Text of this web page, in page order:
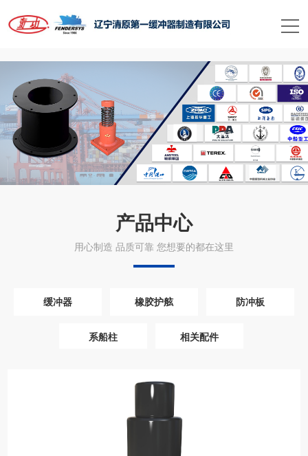
产品中心
用心制造 品质可靠 您想要的都在这里
缓冲器 橡胶护舷 防冲板
系船柱 相关配件